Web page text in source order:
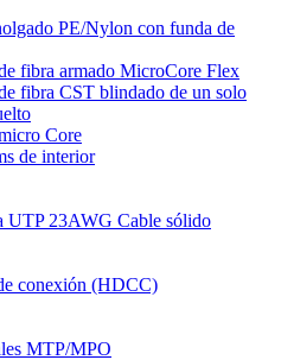
PE/Nylon con funda de
fibra armado MicroCore Flex
fibra CST blindado de un solo
Core
de interior
UTP 23AWG Cable sólido
conexión (HDCC)
MTP/MPO